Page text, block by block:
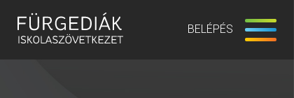
BELÉPÉS